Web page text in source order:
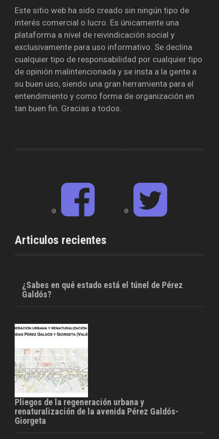
Este sitio web ha sido creado sin ningún tipo de
interés comercial o lucro. Es únicamente una
plataforma a nivel de reivindicación social y
exclusivamente para uso informativo. Se declina
cualquier tipo de responsabilidad por cualquier tipo
de opinión malintencionada y se insta a la gente a
su buen uso, siendo una gran herramienta para el
entendimiento y como forma de organización en
tan buen fin. Gracias a todos.
a
k
w
Articulos recientes
¿Sabes en qué estado está el túnel de Pérez
Galdós?
Pliegos de la regeneración urbana y
renaturalización de la avenida Pérez Galdós-
Giorgeta